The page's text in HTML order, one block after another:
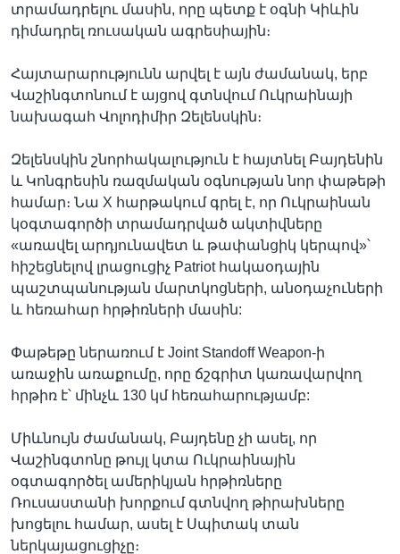
տրամադրելու մասին, որը պետք է օգնի Կիևին
դիմադրել ռուսական ագրեսիային։
Հայտարարությունն արվել է այն ժամանակ, երբ
Վաշինգտոնում է այցով գտնվում Ուկրաինայի
նախագահ Վոլոդիմիր Զելենսկին։
Զելենսկին շնորհակալություն է հայտնել Բայդենին
և Կոնգրեսին ռազմական օգնության նոր փաթեթի
համար։ Նա X հարթակում գրել է, որ Ուկրաինան
կօգտագործի տրամադրված ակտիվները
«առավել արդյունավետ և թափանցիկ կերպով»՝
հիշեցնելով լրացուցիչ Patriot հակաօդային
պաշտպանության մարտկոցների, անօդաչուների
և հեռահար հրթիռների մասին:
Փաթեթը ներառում է Joint Standoff Weapon-ի
առաջին առաքումը, որը ճշգրիտ կառավարվող
հրթիռ է՝ մինչև 130 կմ հեռահարությամբ:
Միևնույն ժամանակ, Բայդենը չի ասել, որ
Վաշինգտոնը թույլ կտա Ուկրաինային
օգտագործել ամերիկյան հրթիռները
Ռուսաստանի խորքում գտնվող թիրախները
խոցելու համար, ասել է Սպիտակ տան
ներկայացուցիչը։